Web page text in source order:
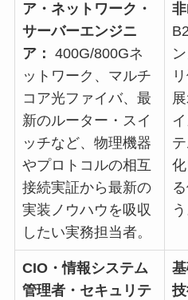
ア・ネットワーク・
サーバーエンジニ
ア： 400G/800Gネ
ットワーク、マルチ
コア光ファイバ、最
新のルーター・スイ
ッチなど、物理機器
やプロトコルの相互
接続実証から最新の
実装ノウハウを吸収
したい実務担当者。
う
CIO・情報システム
管理者・セキュリテ